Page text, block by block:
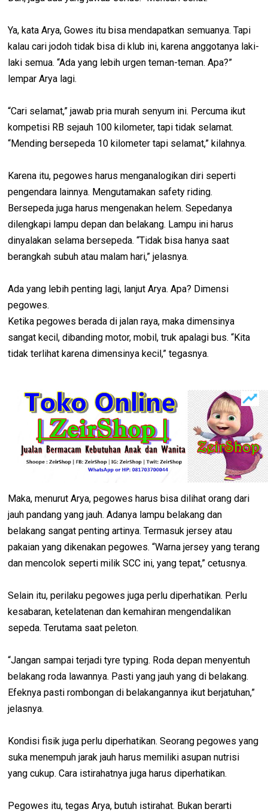
Ya, kata Arya, Gowes itu bisa mendapatkan semuanya. Tapi
kalau cari jodoh tidak bisa di klub ini, karena anggotanya laki-
laki semua. “Ada yang lebih urgen teman-teman. Apa?”
lempar Arya lagi.
“Cari selamat,” jawab pria murah senyum ini. Percuma ikut
kompetisi RB sejauh 100 kilometer, tapi tidak selamat.
“Mending bersepeda 10 kilometer tapi selamat,” kilahnya.
Karena itu, pegowes harus menganalogikan diri seperti
pengendara lainnya. Mengutamakan safety riding.
Bersepeda juga harus mengenakan helem. Sepedanya
dilengkapi lampu depan dan belakang. Lampu ini harus
dinyalakan selama bersepeda. “Tidak bisa hanya saat
berangkah subuh atau malam hari,” jelasnya.
Ada yang lebih penting lagi, lanjut Arya. Apa? Dimensi
pegowes.
Ketika pegowes berada di jalan raya, maka dimensinya
sangat kecil, dibanding motor, mobil, truk apalagi bus. “Kita
tidak terlihat karena dimensinya kecil,” tegasnya.
Maka, menurut Arya, pegowes harus bisa dilihat orang dari
jauh pandang yang jauh. Adanya lampu belakang dan
belakang sangat penting artinya. Termasuk jersey atau
pakaian yang dikenakan pegowes. “Warna jersey yang terang
dan mencolok seperti milik SCC ini, yang tepat,” cetusnya.
Selain itu, perilaku pegowes juga perlu diperhatikan. Perlu
kesabaran, ketelatenan dan kemahiran mengendalikan
sepeda. Terutama saat peleton.
“Jangan sampai terjadi tyre typing. Roda depan menyentuh
belakang roda lawannya. Pasti yang jauh yang di belakang.
Efeknya pasti rombongan di belakangannya ikut berjatuhan,”
jelasnya.
Kondisi fisik juga perlu diperhatikan. Seorang pegowes yang
suka menempuh jarak jauh harus memiliki asupan nutrisi
yang cukup. Cara istirahatnya juga harus diperhatikan.
Pegowes itu, tegas Arya, butuh istirahat. Bukan berarti